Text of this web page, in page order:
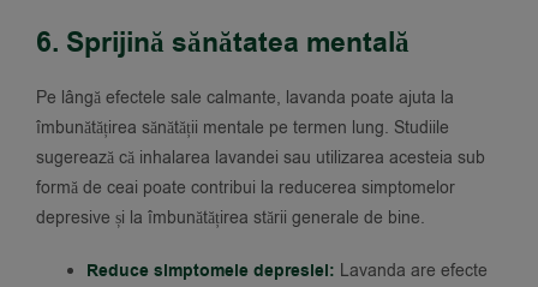
6. Sprijină sănătatea mentală
Pe lângă efectele sale calmante, lavanda poate ajuta la
îmbunătățirea sănătății mentale pe termen lung. Studiile
sugerează că inhalarea lavandei sau utilizarea acesteia sub
formă de ceai poate contribui la reducerea simptomelor
depresive și la îmbunătățirea stării generale de bine.
Reduce simptomele depresiei: Lavanda are efecte